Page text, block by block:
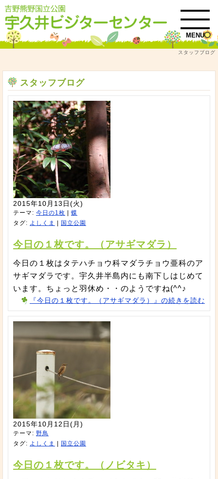
MENU
スタッフブログ
スタッフブログ
2015年10月13日(火)
テーマ: 今日の1枚
蝶
タグ: よしくま 国立公園
今日の１枚です。（アサギマダラ）
今日の１枚はタテハチョウ科マダラチョウ亜科のア
サギマダラです。宇久井半島内にも南下しはじめて
います。ちょっと羽休め・・のようですね(^^♪
『今日の１枚です。（アサギマダラ）』の続きを読む
2015年10月12日(月)
テーマ: 野鳥
タグ: よしくま 国立公園
今日の１枚です。（ノビタキ）